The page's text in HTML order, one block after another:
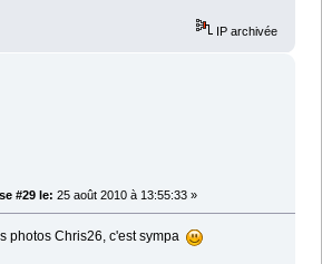
IP archivée
#29 le: 25 août 2010 à 13:55:33 »
photos Chris26, c'est sympa